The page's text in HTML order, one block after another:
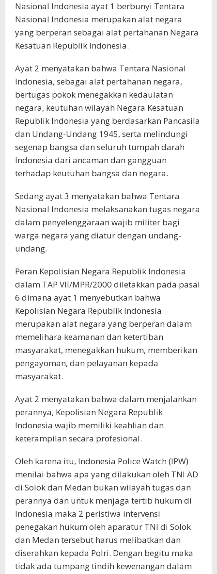
Nasional Indonesia ayat 1 berbunyi Tentara
Nasional Indonesia merupakan alat negara
yang berperan sebagai alat pertahanan Negara
Kesatuan Republik Indonesia.
Ayat 2 menyatakan bahwa Tentara Nasional
Indonesia, sebagai alat pertahanan negara,
bertugas pokok menegakkan kedaulatan
negara, keutuhan wilayah Negara Kesatuan
Republik Indonesia yang berdasarkan Pancasila
dan Undang-Undang 1945, serta melindungi
segenap bangsa dan seluruh tumpah darah
Indonesia dari ancaman dan gangguan
terhadap keutuhan bangsa dan negara.
Sedang ayat 3 menyatakan bahwa Tentara
Nasional Indonesia melaksanakan tugas negara
dalam penyelenggaraan wajib militer bagi
warga negara yang diatur dengan undang-
undang.
Peran Kepolisian Negara Republik Indonesia
dalam TAP VII/MPR/2000 diletakkan pada pasal
6 dimana ayat 1 menyebutkan bahwa
Kepolisian Negara Republik Indonesia
merupakan alat negara yang berperan dalam
memelihara keamanan dan ketertiban
masyarakat, menegakkan hukum, memberikan
pengayoman, dan pelayanan kepada
masyarakat.
Ayat 2 menyatakan bahwa dalam menjalankan
perannya, Kepolisian Negara Republik
Indonesia wajib memiliki keahlian dan
keterampilan secara profesional.
Oleh karena itu, Indonesia Police Watch (IPW)
menilai bahwa apa yang dilakukan oleh TNI AD
di Solok dan Medan bukan wilayah tugas dan
perannya dan untuk menjaga tertib hukum di
Indonesia maka 2 peristiwa intervensi
penegakan hukum oleh aparatur TNI di Solok
dan Medan tersebut harus melibatkan dan
diserahkan kepada Polri. Dengan begitu maka
tidak ada tumpang tindih kewenangan dalam